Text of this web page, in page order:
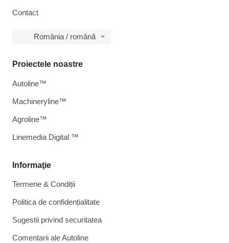
Contact
România / română
Informaţie
Termene & Condiții
Politica de confidențialitate
Sugestii privind securitatea
Comentarii ale Autoline
Proiectele noastre
Autoline™
Machineryline™
Agroline™
Linemedia Digital ™